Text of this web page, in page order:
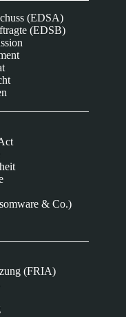
(EDSA)
(EDSB)
& Co.)
(FRIA)